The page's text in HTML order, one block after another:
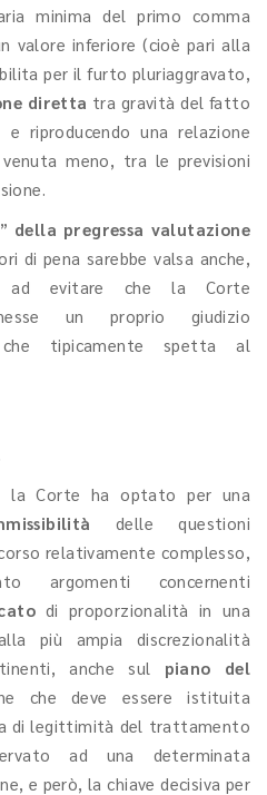
minima del primo comma
valore inferiore (cioè pari alla
per il furto pluriaggravato,
diretta tra gravità del fatto
riproducendo una relazione
meno, tra le previsioni
” della pregressa valutazione
di pena sarebbe valsa anche,
ad evitare che la Corte
un proprio giudizio
tipicamente spetta al
la Corte ha optato per una
delle questioni
relativamente complesso,
argomenti concernenti
di proporzionalità in una
più ampia discrezionalità
anche sul piano del
che deve essere istituita
di legittimità del trattamento
ad una determinata
e però, la chiave decisiva per